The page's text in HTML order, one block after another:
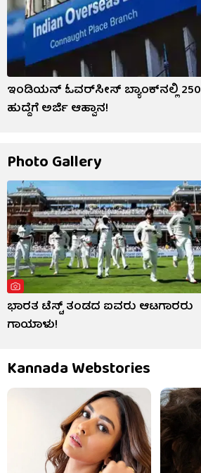
ಇಂಡಿಯನ್ ಓವರ್‌ಸೀಸ್ ಬ್ಯಾಂಕ್‌ನಲ್ಲಿ 250
ಹುದ್ದೆಗೆ ಅರ್ಜಿ ಆಹ್ವಾನ!
Photo Gallery
ಭಾರತ ಟೆಸ್ಟ್ ತಂಡದ ಐವರು ಆಟಗಾರರು
ಗಾಯಾಳು!
Kannada Webstories